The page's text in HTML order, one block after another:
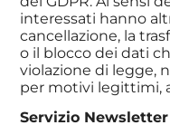
interessati hanno
cancellazione, la
o il blocco dei dati
violazione di legge,
per motivi legittimi,
Servizio Newsletter